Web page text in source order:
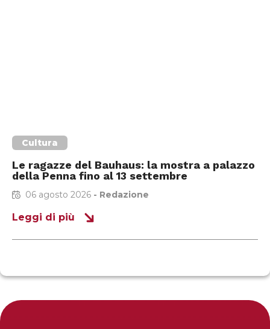
Cultura
Le ragazze del Bauhaus: la mostra a palazzo
della Penna fino al 13 settembre
06 agosto 2026 - Redazione
Leggi di più